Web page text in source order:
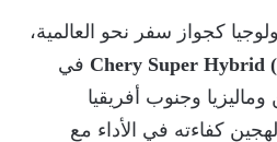
كجواز سفر نحو العالمية،
Chery Super Hybrid في
وجنوب أفريقيا
كفاءته في الأداء مع